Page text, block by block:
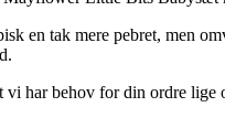
en tak mere pebret, men
behov for din ordre lige